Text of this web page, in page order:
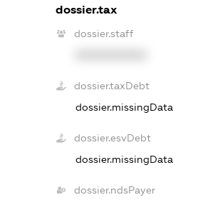
dossier.tax
dossier.staff
dossier.taxDebt
dossier.missingData
dossier.esvDebt
dossier.missingData
dossier.ndsPayer